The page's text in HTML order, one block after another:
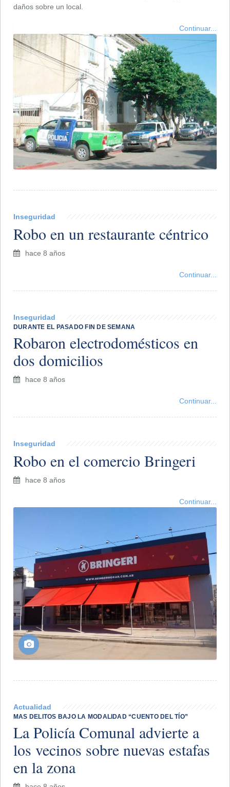
daños sobre un local.
Continuar...
Inseguridad
Robo en un restaurante céntrico
hace 8 años
Continuar...
Inseguridad
DURANTE EL PASADO FIN DE SEMANA
Robaron electrodomésticos en
dos domicilios
hace 8 años
Continuar...
Inseguridad
Robo en el comercio Bringeri
hace 8 años
Continuar...
Actualidad
MAS DELITOS BAJO LA MODALIDAD “CUENTO DEL TÍO”
La Policía Comunal advierte a
los vecinos sobre nuevas estafas
en la zona